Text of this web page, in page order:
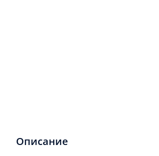
Описание